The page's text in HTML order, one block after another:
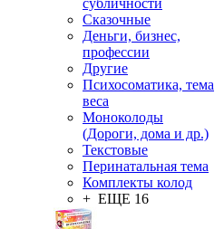
субличности
Сказочные
Деньги, бизнес,
профессии
Другие
Психосоматика, тема
веса
Моноколоды
(Дороги, дома и др.)
Текстовые
Перинатальная тема
Комплекты колод
+ ЕЩЕ 16